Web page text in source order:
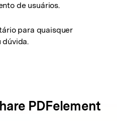
de usuários.
para quaisquer
PDFelement